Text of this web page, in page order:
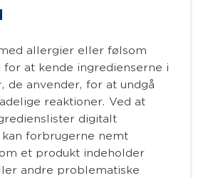
allergier eller følsom
for at kende ingredienserne i
de anvender, for at undgå
reaktioner. Ved at
digitalt
forbrugerne nemt
et produkt indeholder
andre problematiske